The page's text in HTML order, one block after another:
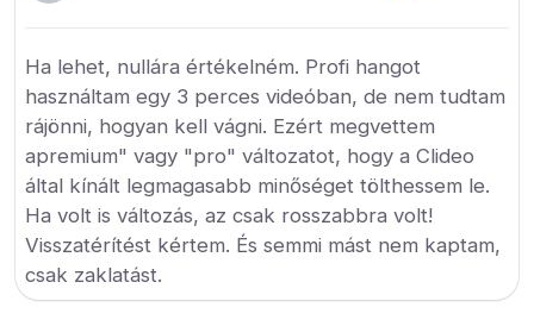
Ha lehet, nullára értékelném. Profi hangot
használtam egy 3 perces videóban, de nem tudtam
rájönni, hogyan kell vágni. Ezért megvettem
apremium" vagy "pro" változatot, hogy a Clideo
által kínált legmagasabb minőséget tölthessem le.
Ha volt is változás, az csak rosszabbra volt!
Visszatérítést kértem. És semmi mást nem kaptam,
csak zaklatást.